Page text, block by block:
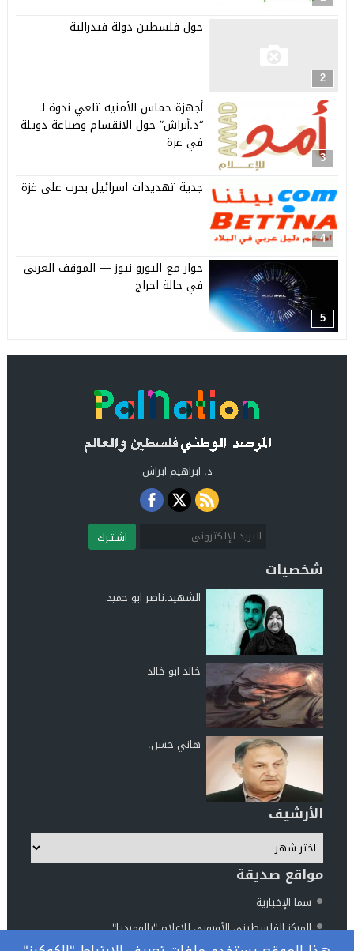
2
حول فلسطين دولة فيدرالية
3
أجهزة حماس الأمنية تلغي ندوة لـ
“د.أبراش” حول الانقسام وصناعة دويلة
في غزة
4
جدية تهديدات اسرائيل بحرب على غزة
5
حوار مع اليورو نيوز — الموقف العربي
في حالة احراج
د. ابراهيم ابراش
اشـتـرك
شخصيات
الشهيد.ناصر ابو حميد
خالد ابو خالد
هاني حسن.
الأرشيف
مواقع صديقة
سما الإخبارية
المركز الفلسطيني الأوروبي للإعلام "بالوميديا"